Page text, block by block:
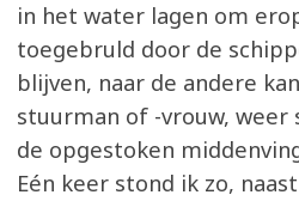
in het water lagen om
toegebruld door de
blijven, naar de andere
stuurman of -vrouw,
de opgestoken
Eén keer stond ik zo,